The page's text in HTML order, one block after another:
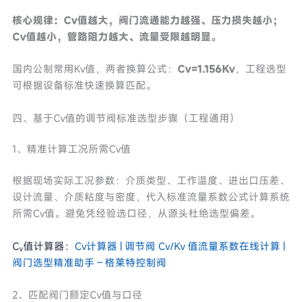
核心规律：Cv值越大，阀门流通能力越强、压力损失越小；
Cv值越小，管路阻力越大、流量受限越明显。
国内公制常用Kv值，两者换算公式： Cv=1.156Kv，工程选型
可根据设备标准快速换算匹配。
四、基于Cv值的调节阀标准选型步骤（工程通用）
1、精准计算工况所需Cv值
根据现场实际工况参数：介质类型、工作温度、进出口压差、
设计流量、介质粘度与密度，代入标准流量系数公式计算系统
所需Cv值。避免凭经验选口径，从源头杜绝选型偏差。
Cv值计算器： Cv计算器 | 调节阀 Cv/Kv 值流量系数在线计算 |
阀门选型精准助手 – 格莱特控制阀
2、匹配阀门额定Cv值与口径